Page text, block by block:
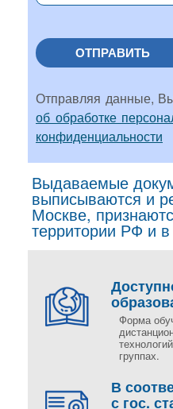
ОТПРАВИТЬ
Отправляя данные,
об обработке
конфиденциальности
Выдаваемые
выписываются и
Москве,
территории РФ и в
Форма
группах.
В
с гос.